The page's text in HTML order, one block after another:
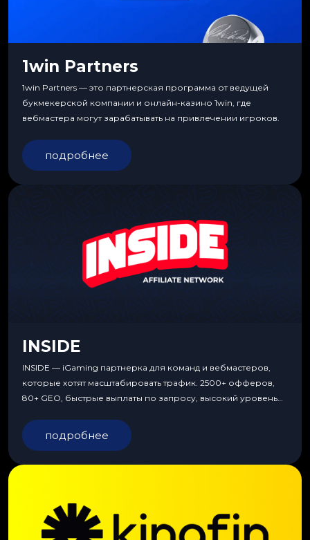
1win Partners
1win Partners — это партнерская программа от ведущей
букмекерской компании и онлайн-казино 1win, где
вебмастера могут зарабатывать на привлечении игроков.
подробнее
INSIDE
INSIDE — iGaming партнерка для команд и вебмастеров,
которые хотят масштабировать трафик. 2500+ офферов,
80+ GEO, быстрые выплаты по запросу, высокий уровень
подробнее